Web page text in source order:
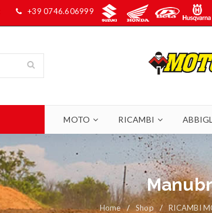
+39 0746.606999
MOTO RICAMBI
Home / Shop / RICAMBI